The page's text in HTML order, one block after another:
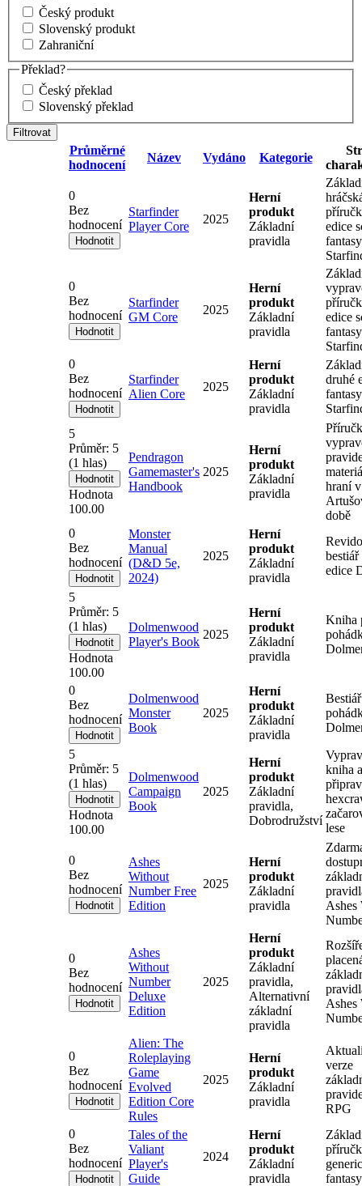
Český produkt
Slovenský produkt
Zahraniční
Překlad?
Český překlad
Slovenský překlad
Průměrné
hodnocení
Název Vydáno Kategorie
0
Bez
hodnocení
Starfinder
Player Core
2025
Herní
produkt
Základní
pravidla
edice
0
Bez
hodnocení
Starfinder
GM Core
2025
Herní
produkt
Základní
pravidla
edice
0
Bez
hodnocení
Starfinder
Alien Core
2025
Herní
produkt
Základní
pravidla
druhé
5
Průměr: 5
(1 hlas)
Hodnota
100.00
Pendragon
Gamemaster's
Handbook
2025
Herní
produkt
Základní
pravidla
hraní v
době
0
Bez
hodnocení
Monster
Manual
(D&D 5e,
2024)
2025
Herní
produkt
Základní
pravidla
bestiář
edice
5
Průměr: 5
(1 hlas)
Hodnota
100.00
Dolmenwood
Player's Book
2025
Herní
produkt
Základní
pravidla
Kniha
0
Bez
hodnocení
Dolmenwood
Monster
Book
2025
Herní
produkt
Základní
pravidla
Bestiář
5
Průměr: 5
(1 hlas)
Hodnota
100.00
Dolmenwood
Campaign
Book
2025
Herní
produkt
Základní
pravidla,
Dobrodružství
kniha a
lese
0
Bez
hodnocení
Ashes
Without
Number Free
Edition
2025
Herní
produkt
Základní
pravidla
Ashes
0
Bez
hodnocení
Ashes
Without
Number
Deluxe
Edition
2025
Herní
produkt
Základní
pravidla,
Alternativní
základní
pravidla
Ashes
0
Bez
hodnocení
Alien: The
Roleplaying
Game
Evolved
Edition Core
Rules
2025
Herní
produkt
Základní
pravidla
verze
RPG
0
Bez
hodnocení
Tales of the
Valiant
Player's
Guide
2024
Herní
produkt
Základní
pravidla